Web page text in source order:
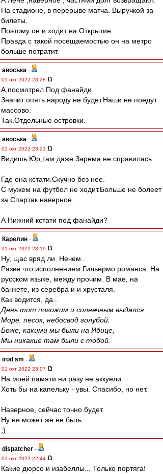
На стадионе, в перерыве матча. Выручкой за
билеты.
Поэтому он и ходит на Открытие.
Правда с такой посещаемостью он на метро
больше потратит.
авоська -
01 окт 2022 23:28
А,посмотрел.Под фанайди.
Значит опять народу не будет.Наши не поедут
массово.
Так.Отдельные островки.
авоська -
01 окт 2022 23:21
Видишь Юр,там даже Зарема не справилась.
Где она кстати.Скучно без нее.
С мужем на футбол не ходит.Больше не болеет
за Спартак наверное.
А Нижний кстати под фанайди?
Карелин -
01 окт 2022 23:19
Ну, щас вряд ли. Нечем..
Разве что исполнением Гильермо романса. На
русском языке, между прочим. В мае, на
банкете, из серебра и и хрусталя.
Как водится, да..
День тот погожим и солнечным выдался.
Море, песок, небосвод голубой.
Боже, какими мы были на Ибице,
Мы никакие там были с тобой.
irod sm -
01 окт 2022 23:07
На моей памяти ни разу не аккуели.
Хоть бы на капельку - увы. Спасибо, но нет.
Наверное, сейчас точно будет.
Ну не может же не быть.
;)
dispatcher -
01 окт 2022 22:44
Какие дюрсо и изабеллы... Только портяга!